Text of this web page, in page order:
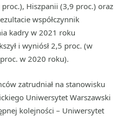
proc.), Hiszpanii (3,9 proc.) oraz
współczynnik
kadry w 2021 roku
i wyniósł 2,5 proc. (w
w 2020 roku).
zatrudniał na stanowisku
Uniwersytet Warszawski
kolejności – Uniwersytet